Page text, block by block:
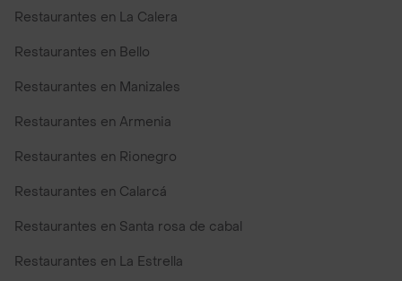
Restaurantes en La Calera
Restaurantes en Bello
Restaurantes en Manizales
Restaurantes en Armenia
Restaurantes en Rionegro
Restaurantes en Calarcá
Restaurantes en Santa rosa de cabal
Restaurantes en La Estrella